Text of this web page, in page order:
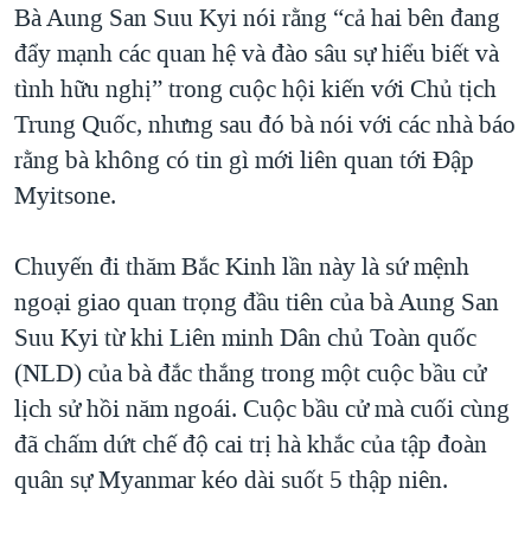
Bà Aung San Suu Kyi nói rằng “cả hai bên đang
đẩy mạnh các quan hệ và đào sâu sự hiểu biết và
tình hữu nghị” trong cuộc hội kiến với Chủ tịch
Trung Quốc, nhưng sau đó bà nói với các nhà báo
rằng bà không có tin gì mới liên quan tới Đập
Myitsone.
Chuyến đi thăm Bắc Kinh lần này là sứ mệnh
ngoại giao quan trọng đầu tiên của bà Aung San
Suu Kyi từ khi Liên minh Dân chủ Toàn quốc
(NLD) của bà đắc thắng trong một cuộc bầu cử
lịch sử hồi năm ngoái. Cuộc bầu cử mà cuối cùng
đã chấm dứt chế độ cai trị hà khắc của tập đoàn
quân sự Myanmar kéo dài suốt 5 thập niên.